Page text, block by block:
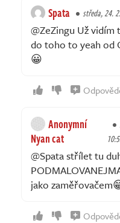
Spata středa, 24.
@ZeZingu Už
do toho to yeah od
😀
Anonymní
Nyan cat
@Spata střílet tu
jako